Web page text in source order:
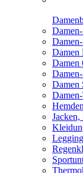
Damen
Damen
Damen